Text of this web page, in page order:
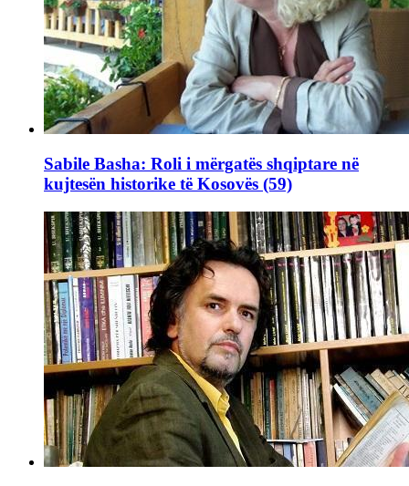
Sabile Basha: Roli i mërgatës shqiptare në
kujtesën historike të Kosovës (59)